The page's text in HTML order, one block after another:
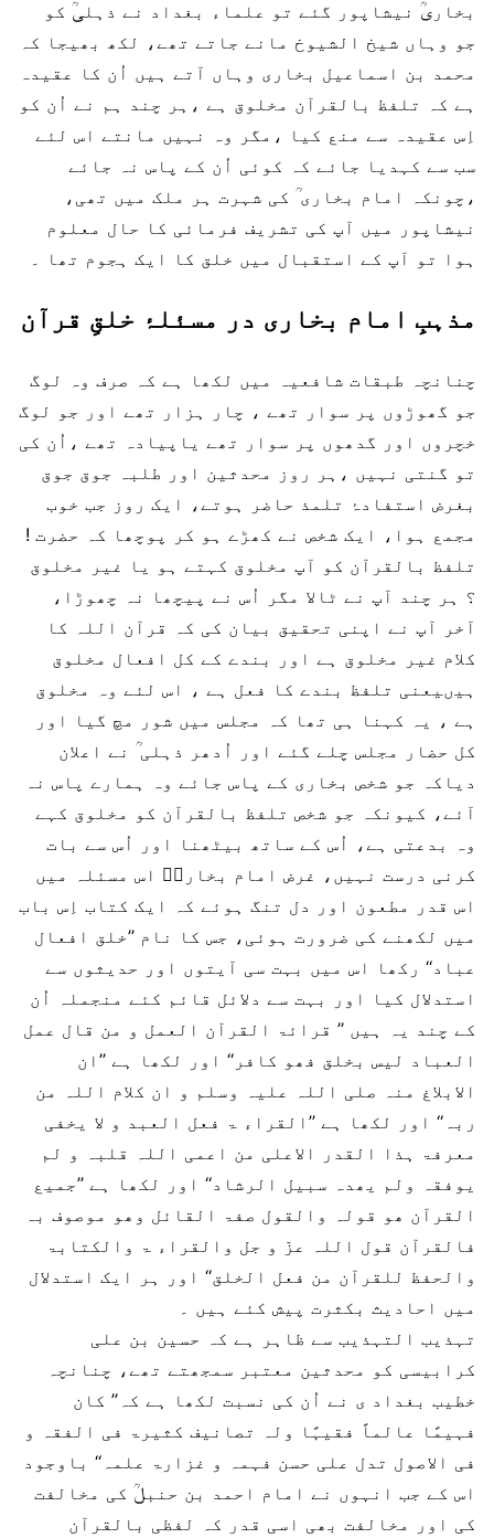
بخاریؒ نیشاپور گئے تو علماء بغداد نے ذہلیؒ کو
جو وہاں شیخ الشیوخ مانے جاتے تھے، لکھ بھیجا کہ
محمد بن اسماعیل بخاری وہاں آتے ہیں اُن کا عقیدہ
ہے کہ تلفظ بالقرآن مخلوق ہے ،ہر چند ہم نے اُن کو
اِس عقیدہ سے منع کیا ،مگر وہ نہیں مانتے اس لئے
سب سے کہدیا جائے کہ کوئی اُن کے پاس نہ جائے
،چونکہ امام بخاری ؒ کی شہرت ہر ملک میں تھی،
نیشاپور میں آپ کی تشریف فرمائی کا حال معلوم
ہوا تو آپ کے استقبال میں خلق کا ایک ہجوم تھا ۔
مذہبِ امام بخاری در مسئلۂ خلقِ قرآن
چنانچہ طبقات شافعیہ میں لکھا ہے کہ صرف وہ لوگ
جو گھوڑوں پر سوار تھے ، چار ہزار تھے اور جو لوگ
خچروں اور گدھوں پر سوار تھے یاپیادہ تھے ،اُن کی
تو گنتی نہیں ،ہر روز محدثین اور طلبہ جوق جوق
بغرض استفادۂ تلمذ حاضر ہوتے، ایک روز جب خوب
مجمع ہوا، ایک شخص نے کھڑے ہو کر پوچھا کہ حضرت !
تلفظ بالقرآن کو آپ مخلوق کہتے ہو یا غیر مخلوق
؟ ہر چند آپ نے ٹالا مگر اُس نے پیچھا نہ چھوڑا،
آخر آپ نے اپنی تحقیق بیان کی کہ قرآن اللہ کا
کلام غیر مخلوق ہے اور بندے کے کل افعال مخلوق
ہیںیعنی تلفظ بندے کا فعل ہے ، اس لئے وہ مخلوق
ہے ، یہ کہنا ہی تھا کہ مجلس میں شور مچ گیا اور
کل حضار مجلس چلے گئے اور اُدھر ذہلی ؒ نے اعلان
دیاکہ جو شخص بخاری کے پاس جائے وہ ہمارے پاس نہ
آئے، کیونکہ جو شخص تلفظ بالقرآن کو مخلوق کہے
وہ بدعتی ہے، اُس کے ساتھ بیٹھنا اور اُس سے بات
کرنی درست نہیں، غرض امام بخاریؒ اس مسئلہ میں
اس قدر مطعون اور دل تنگ ہوئے کہ ایک کتاب اِس باب
میں لکھنے کی ضرورت ہوئی، جس کا نام ’’خلق افعال
عباد‘‘ رکھا اس میں بہت سی آیتوں اور حدیثوں سے
استدلال کیا اور بہت سے دلائل قائم کئے منجملہ اُن
کے چند یہ ہیں ’’ قرائۃ القرآن العمل و من قال عمل
العباد لیس بخلق فھو کافر‘‘ اور لکھا ہے ’’ان
الابلاغ منہ صلی اللہ علیہ وسلم و ان کلام اللہ من
ربہ‘‘ اور لکھا ہے ’’القراء ۃ فعل العبد و لا یخفی
معرفۃ ہذا القدر الاعلی من اعمی اللہ قلبہ و لم
یوفقہ ولم یھدہ سبیل الرشاد‘‘ اور لکھا ہے ’’جمیع
القرآن ھو قولہ والقول صفۃ القائل وھو موصوف بہ
فالقرآن قول اللہ عزّ و جل والقراء ۃ والکتابۃ
والحفظ للقرآن من فعل الخلق‘‘ اور ہر ایک استدلال
میں احادیث بکثرت پیش کئے ہیں ۔
تہذیب التہذیب سے ظاہر ہے کہ حسین بن علی
کرابیسی کو محدثین معتبر سمجھتے تھے، چنانچہ
خطیب بغداد ی نے اُن کی نسبت لکھا ہے کہ’’ کان
فہیمًا عالماً فقیہًا ولہ تصانیف کثیرۃ فی الفقہ و
فی الاصول تدل علی حسن فہمہ و غزارۃ علمہ‘‘ باوجود
اس کے جب انہوں نے امام احمد بن حنبلؒ کی مخالفت
کی اور مخالفت بھی اسی قدر کہ لفظی بالقرآن